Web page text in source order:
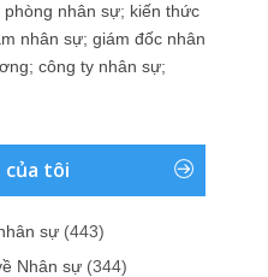
nhân sự; kiến thức
nhân sự; giám đốc nhân
; công ty nhân sự;
của tôi
sự (443)
Nhân sự (344)